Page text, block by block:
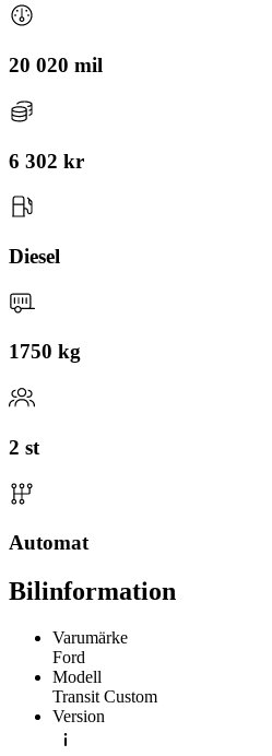
20 020 mil
6 302 kr
Diesel
1750 kg
2 st
Automat
Bilinformation
Varumärke
Ford
Modell
Transit Custom
Version